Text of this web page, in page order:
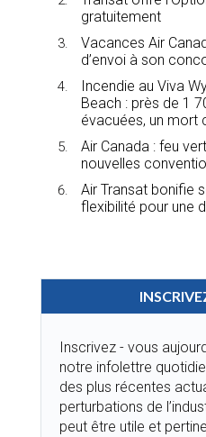
gratuitement
Vacances Air
d’envoi à son
Incendie au Viva
Beach : près de 1
évacuées, un mort
Air Canada : feu
nouvelles
Air Transat bonifie
flexibilité pour une
Inscrivez - vous
notre infolettre
des plus récentes
perturbations de
peut être utile et